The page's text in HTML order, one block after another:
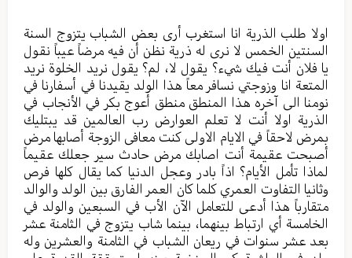
اولا طلب الذرية انا استغرب أرى بعض الشباب يتزوج السنة
السنتين الخمس لا نرى له ذرية نظن أن فيه مرضاً عيباً نقول
يا فلان أنت فيك شيء؟ يقول لا، لم؟ يقول نريد الخلوة نريد
المتعة انا وزوجتي نسافر معاً هذا الولد يقيدنا في أسفارنا في
نومنا الى آخره هذا المنطق منطق أعوج بكر في الأنجاب في
الذرية اولا أنت لا تعلم العوارض رب العالمين قد يبتليك
بمرض لاحقاً في الايام الاولى كنت معافى الزوجة أصابها مرض
أصبحت عقيمة أنت اصابك مرض حادث سير جعلك عقيماً
لماذا تأمل الأيام؟ اذاً بادر وعجل الدنيا كما يقال كلها فرص
وثانيا التفاوت العمري كلما كان العمر الفارق بين الولد والوالد
متقارباً هذا أدعى للتعامل الآن الأب في السبعين والولد في
الخامسة أي ارتباط بينهما، بينما شاب يتزوج في الثامنة عشر
بعد عشر سنوات في ريعان الشباب في الثامنة والعشرين وله